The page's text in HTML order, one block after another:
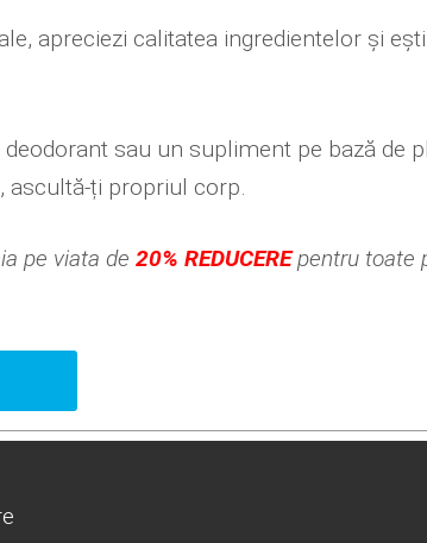
apreciezi calitatea ingredientelor și
sau un supliment pe bază de
ți propriul corp.
pe viata de 20% REDUCEREpentru toate